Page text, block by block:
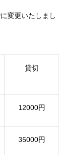
変更いたしまし
貸切
12000円
35000円